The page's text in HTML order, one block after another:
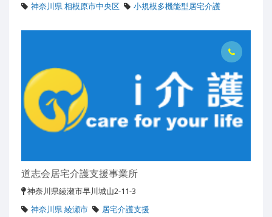
神奈川県 相模原市中央区
小規模多機能型居宅介護
道志会居宅介護支援事業所
神奈川県綾瀬市早川城山2-11-3
神奈川県 綾瀬市
居宅介護支援